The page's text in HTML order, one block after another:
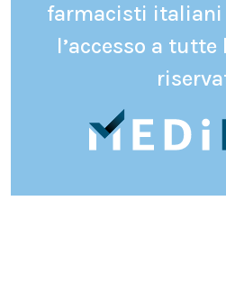
farmacisti italiani
l’accesso a tutte